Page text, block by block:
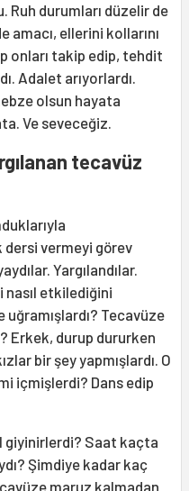
durumları düzelir de
amacı, ellerini kollarını
onları takip edip, tehdit
Adalet arıyorlardı.
olsun hayata
Ve seveceğiz.
tecavüz
dersi vermeyi görev
Yargılandılar.
nasıl etkilediğini
Tecavüze
Erkek, durup dururken
bir şey yapmışlardı. O
içmişlerdi? Dans edip
giyinirlerdi? Saat kaçta
Şimdiye kadar kaç
maruz kalmadan